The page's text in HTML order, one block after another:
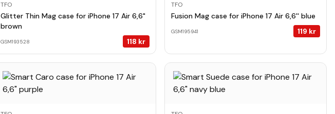
TFO
Glitter Thin Mag case for iPhone 17 Air 6,6"
brown
GSM193528 118 kr
TFO
Fusion Mag case for iPhone 17 Air 6,6'' blue
GSM195941 119 kr